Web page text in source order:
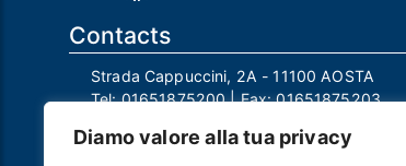
Diamo valore alla tua privacy
Contacts
Strada Cappuccini, 2A - 11100 AOSTA
Tel:01651875200| Fax:01651875203
Mail Responsabile Protezione dei Dati: